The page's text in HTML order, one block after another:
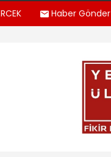
Haber Gönder